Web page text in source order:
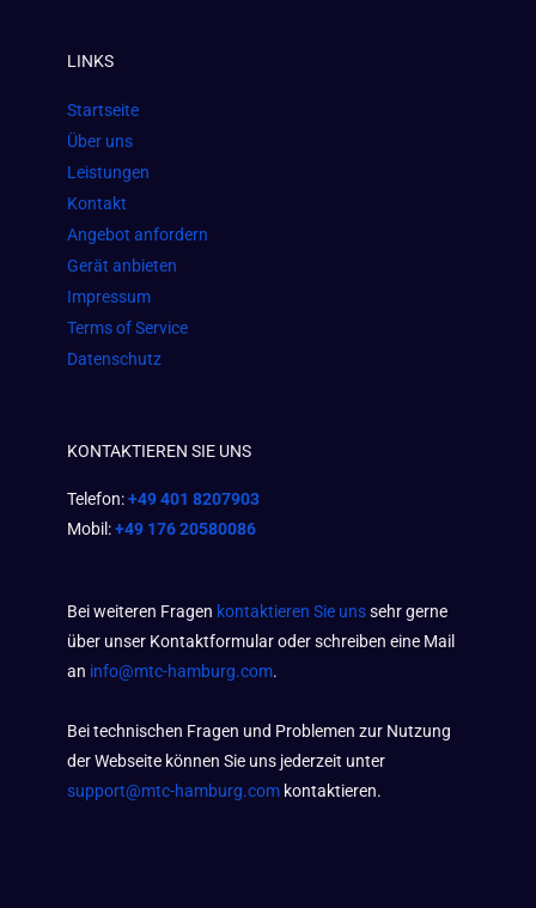
b
o
o
k
m
LINKS
Startseite
Über uns
Leistungen
Kontakt
Angebot anfordern
Gerät anbieten
Impressum
Terms of Service
Datenschutz
KONTAKTIEREN SIE UNS
Telefon:+49 401 8207903
Mobil:+49 176 20580086
Bei weiteren Fragen kontaktieren Sie unssehr gerne
über unser Kontaktformular oder schreiben eine Mail
an info@mtc-hamburg.com.
Bei technischen Fragen und Problemen zur Nutzung
der Webseite können Sie uns jederzeit unter
support@mtc-hamburg.com kontaktieren.